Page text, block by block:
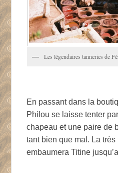
Les légendaires tanneries de
En passant dans la
Philou se laisse tenter
chapeau et une paire de
tant bien que mal. La
embaumera Titine